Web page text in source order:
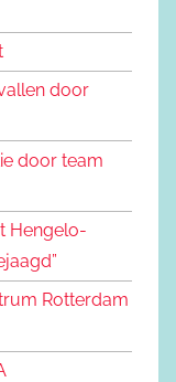
door
door team
Hengelo-
Rotterdam